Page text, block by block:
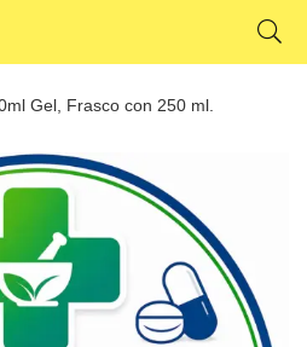
Gel, Frasco con 250 ml.